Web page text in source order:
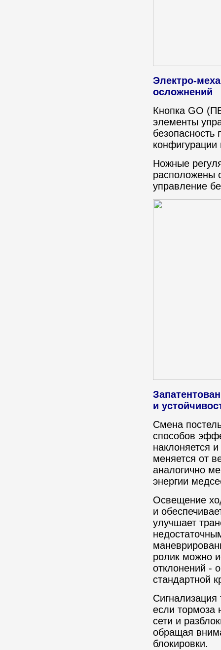
Электро-
осложнений
Кнопка GO
элементы
конфигурации
Ножные
расположены
управление
и
Смена
способов
наклоняется
меняется от
аналогично
энергии
Освещение
и
улучшает
ролик можно
отклонений -
стандартной
если тормоза
сети и
обращая
блокировки.